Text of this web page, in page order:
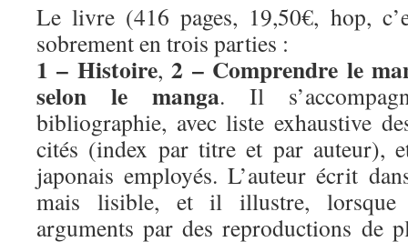
Le livre (416 pages, 19,50€, hop,
sobrement en trois parties :
1 – Histoire,2 – Comprendre le
selon le manga. Il
bibliographie, avec liste exhaustive
cités (index par titre et par auteur),
japonais employés. L’auteur écrit
mais lisible, et il illustre, lorsque
arguments par des reproductions de